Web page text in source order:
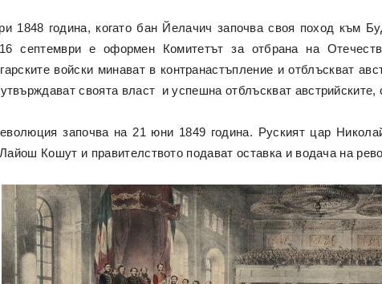
1848 година, когато бан Йелачич започва своя поход към
16 септември е оформен Комитетът за отбрана на
войски минават в контранастъпление и отблъскват
своята власт и успешна отблъскват австрийските,
започва на 21 юни 1849 година. Руският цар
Кошут и правителството подават оставка и водача на